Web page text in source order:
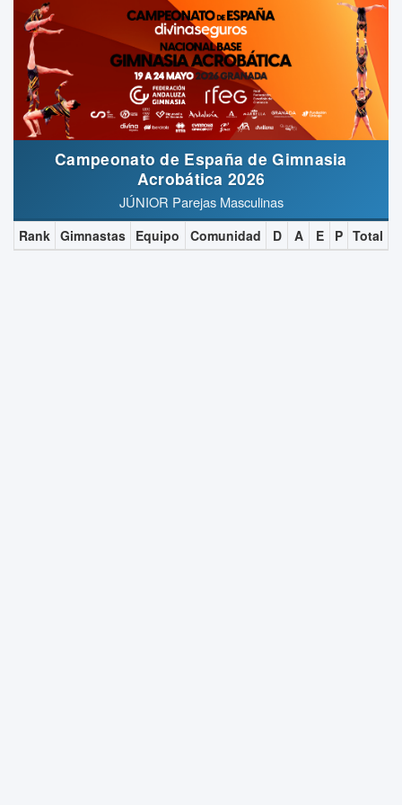
Campeonato de España de Gimnasia
Acrobática 2026
JÚNIOR Parejas Masculinas
Rank Gimnastas Equipo Comunidad D A E P Total